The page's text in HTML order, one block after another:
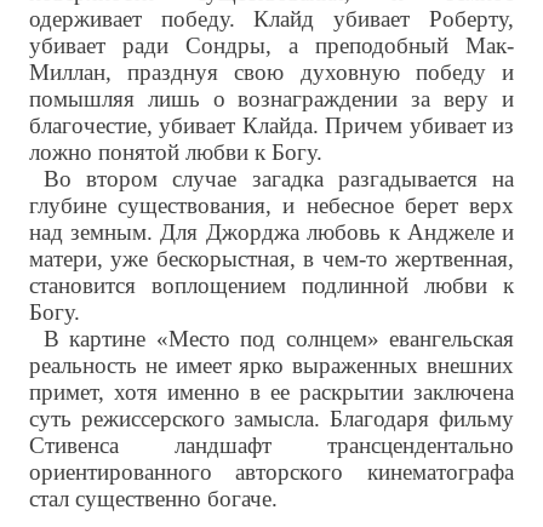
одерживает победу. Клайд убивает Роберту,
убивает ради Сондры, а преподобный Мак-
Миллан, празднуя свою духовную победу и
помышляя лишь о вознаграждении за веру и
благочестие, убивает Клайда. Причем убивает из
ложно понятой любви к Богу.
Во втором случае загадка разгадывается на
глубине существования, и небесное берет верх
над земным. Для Джорджа любовь к Анджеле и
матери, уже бескорыстная, в чем-то жертвенная,
становится воплощением подлинной любви к
Богу.
В картине «Место под солнцем» евангельская
реальность не имеет ярко выраженных внешних
примет, хотя именно в ее раскрытии заключена
суть режиссерского замысла. Благодаря фильму
Стивенса ландшафт трансцендентально
ориентированного авторского кинематографа
стал существенно богаче.